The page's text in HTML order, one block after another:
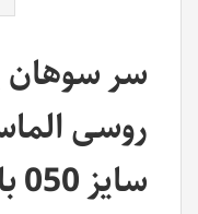
سر سوهان
سایز 050 با نوار قرم